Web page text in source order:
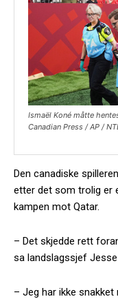
Ismaël Koné måtte
Canadian Press / AP /
Den canadiske
etter det som trolig er
kampen mot Qatar.
– Det skjedde rett
sa landslagssjef Jesse
– Jeg har ikke